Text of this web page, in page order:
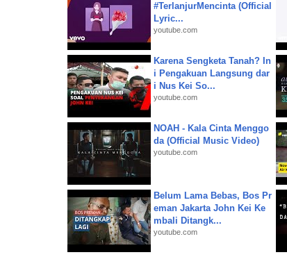
#TerlanjurMencinta (Official
Lyric...
youtube.com
Karena Sengketa Tanah? In
i Pengakuan Langsung dar
i Nus Kei So...
youtube.com
NOAH - Kala Cinta Menggo
da (Official Music Video)
youtube.com
Belum Lama Bebas, Bos Pr
eman Jakarta John Kei Ke
mbali Ditangk...
youtube.com